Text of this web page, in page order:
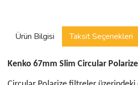
Ürün Bilgisi Taksit Seçenekleri
Kenko 67mm Slim Circular